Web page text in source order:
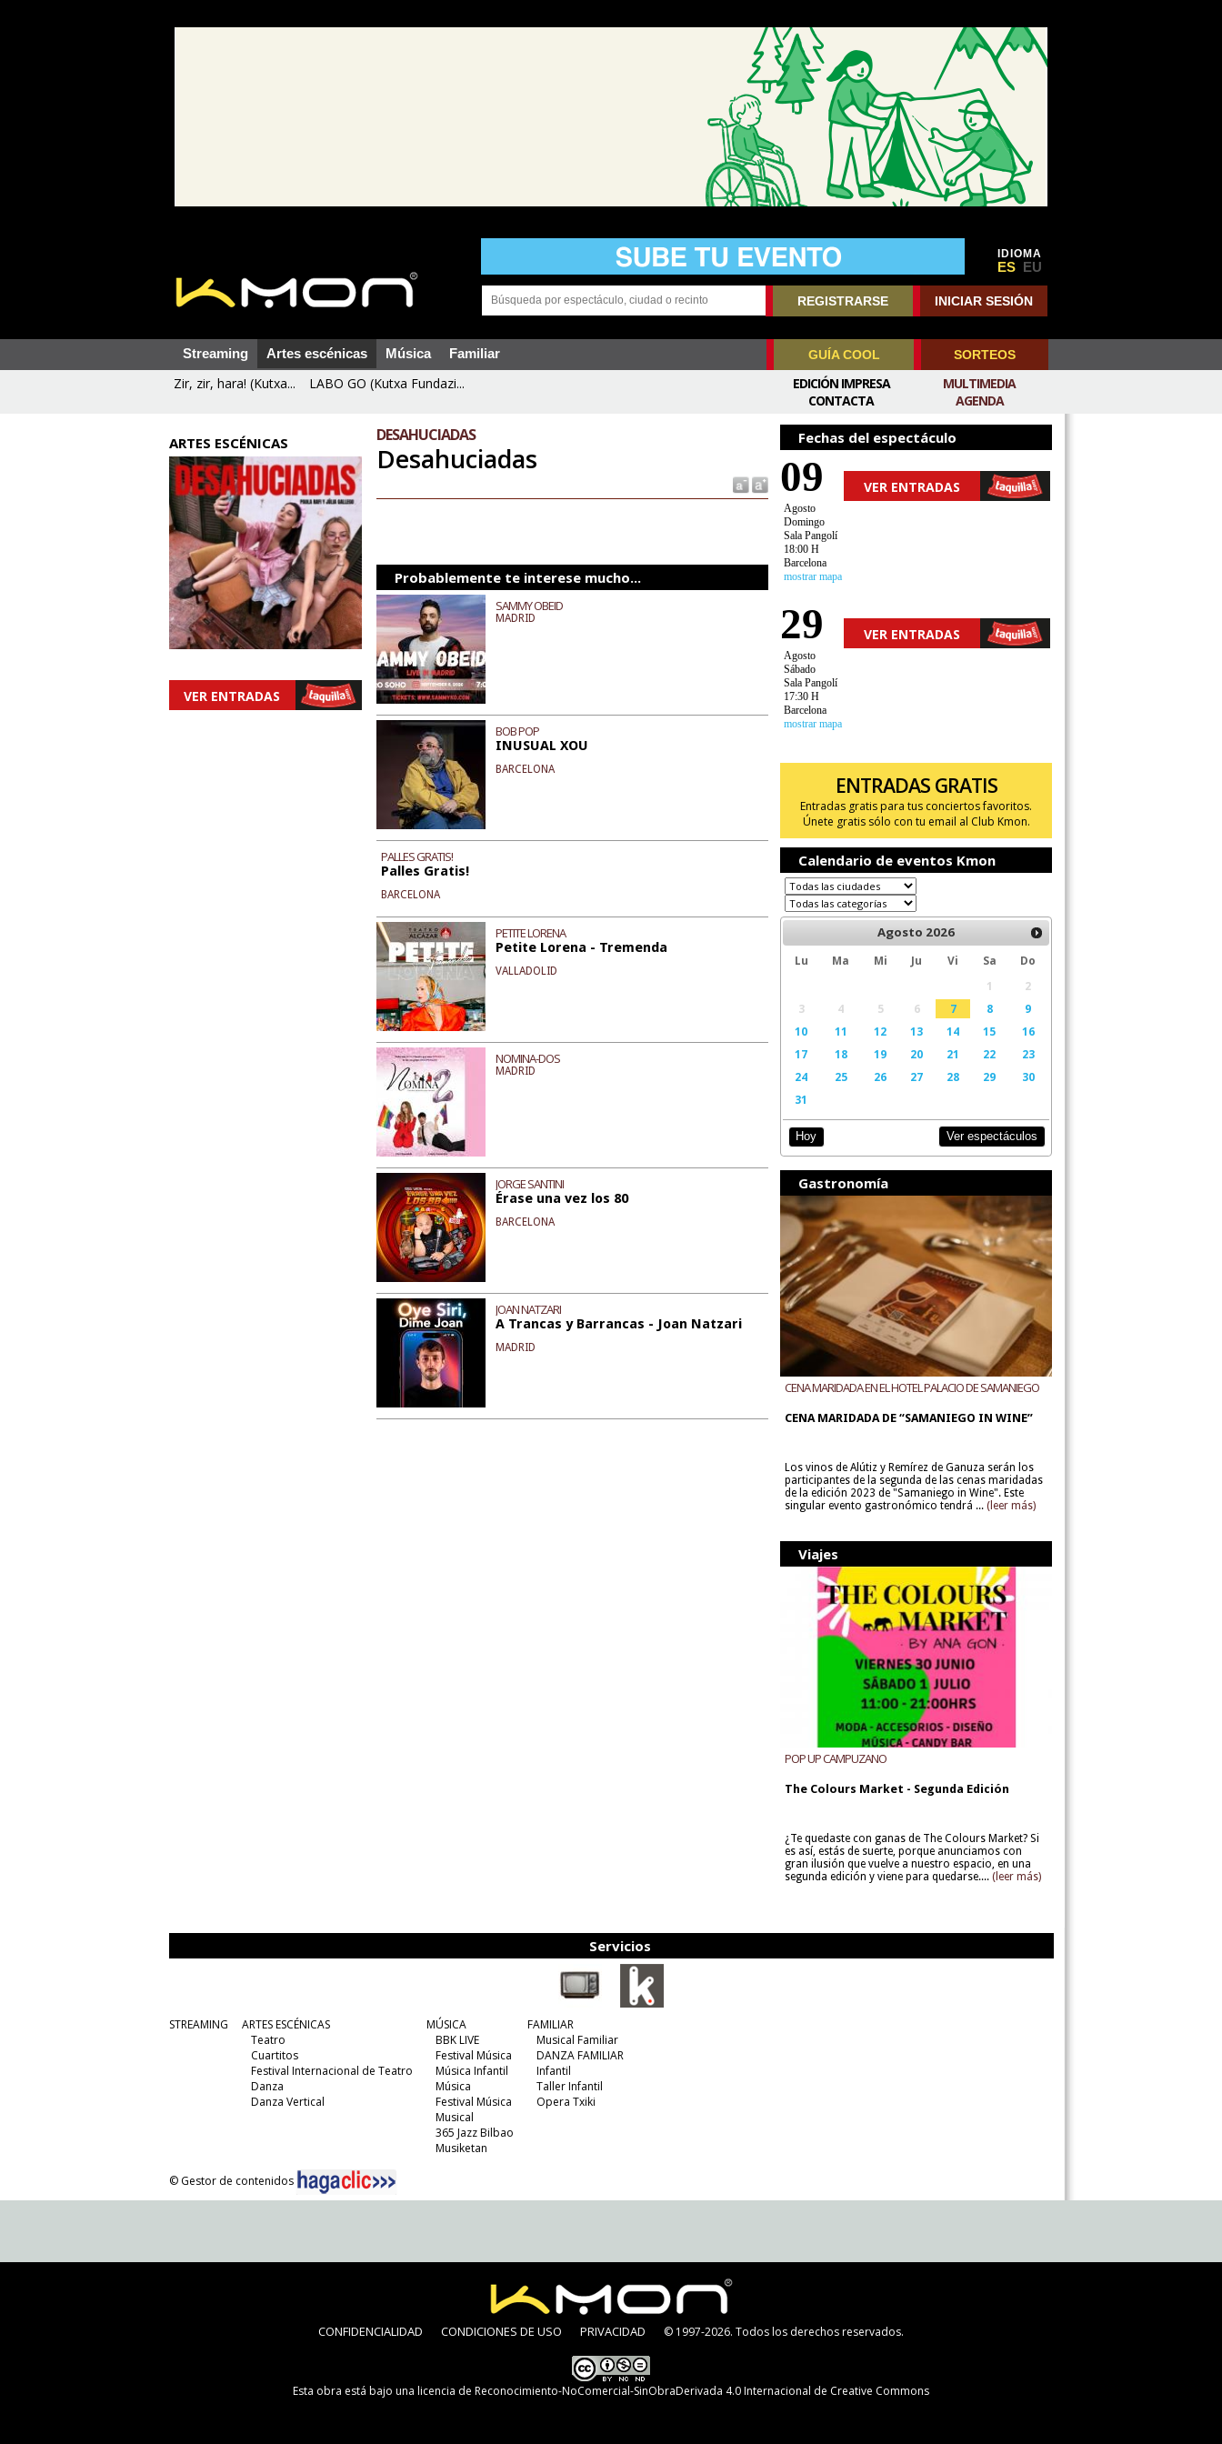
IDIOMA
ES EU
REGISTRARSE INICIAR SESIÓN
Streaming Artes escénicas Música Familiar GUÍA COOL SORTEOS
Zir, zir, hara! (Kutxa... LABO GO (Kutxa Fundazi...
MULTIMEDIA
AGENDA
EDICIÓN IMPRESA
CONTACTA
ARTES ESCÉNICAS
VER ENTRADAS
DESAHUCIADAS
Desahuciadas
Probablemente te interese mucho...
SAMMY OBEID
MADRID
BOB POP
INUSUAL XOU
BARCELONA
PALLES GRATIS!
Palles Gratis!
BARCELONA
PETITE LORENA
Petite Lorena - Tremenda
VALLADOLID
NOMINA-DOS
MADRID
JORGE SANTINI
Érase una vez los 80
BARCELONA
JOAN NATZARI
A Trancas y Barrancas - Joan Natzari
MADRID
Fechas del espectáculo
09 VER ENTRADAS
Agosto
Domingo
Sala Pangolí
18:00 H
Barcelona
mostrar mapa
29 VER ENTRADAS
Agosto
Sábado
Sala Pangolí
17:30 H
Barcelona
mostrar mapa
ENTRADAS GRATIS
Entradas gratis para tus conciertos favoritos.
Únete gratis sólo con tu email al Club Kmon.
Calendario de eventos Kmon
Agosto 2026
Lu Ma Mi Ju Vi Sa
Do
1
2
3
4 5 6 7 8
9
10
11 12 13 14 15
16
17
18 19 20 21 22
23
24
25 26 27 28 29
30
31
Hoy Ver espectáculos
Gastronomía
CENA MARIDADA EN EL HOTEL PALACIO DE SAMANIEGO
CENA MARIDADA DE “SAMANIEGO IN WINE”
Los vinos de Alútiz y Remírez de Ganuza serán los
participantes de la segunda de las cenas maridadas
de la edición 2023 de "Samaniego in Wine". Este
singular evento gastronómico tendrá ... (leer más)
Viajes
POP UP CAMPUZANO
The Colours Market - Segunda Edición
¿Te quedaste con ganas de The Colours Market? Si
es así, estás de suerte, porque anunciamos con
gran ilusión que vuelve a nuestro espacio, en una
segunda edición y viene para quedarse.... (leer más)
Servicios
STREAMING
ARTES ESCÉNICAS
Teatro
Cuartitos
Festival Internacional de Teatro
Danza
Danza Vertical
MÚSICA
BBK LIVE
Festival Música
Música Infantil
Música
Festival Música
Musical
365 Jazz Bilbao
Musiketan
FAMILIAR
Musical Familiar
DANZA FAMILIAR
Infantil
Taller Infantil
Opera Txiki
© Gestor de contenidos
CONFIDENCIALIDAD CONDICIONES DE USO PRIVACIDAD © 1997-2026. Todos los derechos reservados.
Esta obra está bajo una licencia de Reconocimiento-NoComercial-SinObraDerivada 4.0 Internacional de Creative Commons